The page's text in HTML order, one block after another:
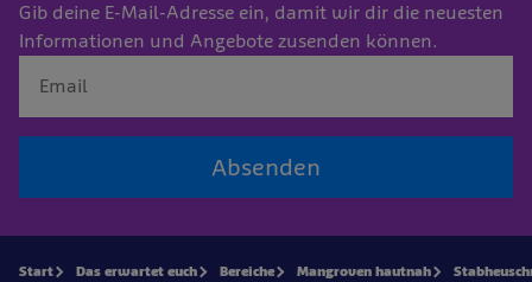
Gib deine E-Mail-Adresse ein, damit wir dir die neuesten
Informationen und Angebote zusenden können.
Absenden
Start Das erwartet euch Bereiche Mangroven hautnah